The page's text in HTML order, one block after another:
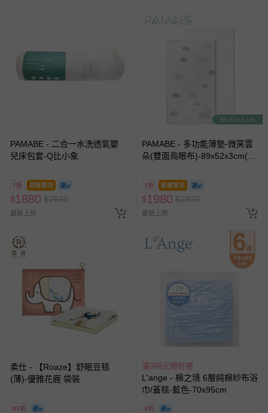
PAMABE - 二合一水洗透氣嬰
兒床包套-Q比小象
7折 即將售完
$1880 $2680
最新上架
PAMABE - 多功能薄墊-微笑雲
朵(雙面鳥眼布)-89x52x3cm(適
7折 即將售完
$1980 $2830
最新上架
柔仕 - 【Roaze】舒眠豆毯
(薄)-優雅花鹿 袋裝
85折
滿999元贈好禮
L'ange - 棉之境 6層純棉紗布浴
巾/蓋毯-藍色-70x95cm
8折